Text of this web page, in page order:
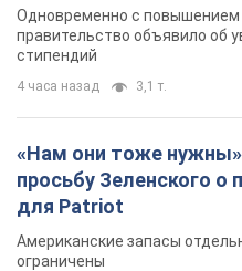
Американские запасы
ограничены